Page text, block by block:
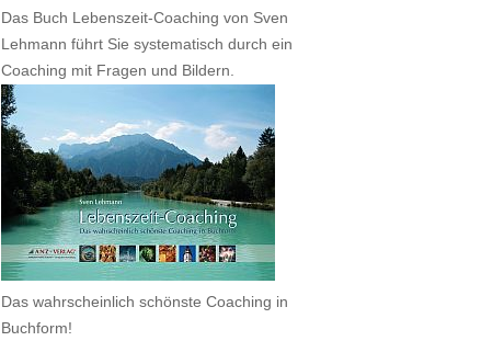
Das Buch Lebenszeit-Coaching von Sven
Lehmann führt Sie systematisch durch ein
Coaching mit Fragen und Bildern.
Das wahrscheinlich schönste Coaching in
Buchform!